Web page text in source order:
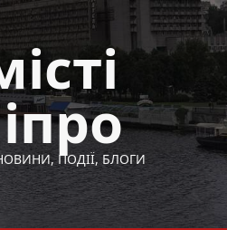
ПОДІЇ, БЛОГИ